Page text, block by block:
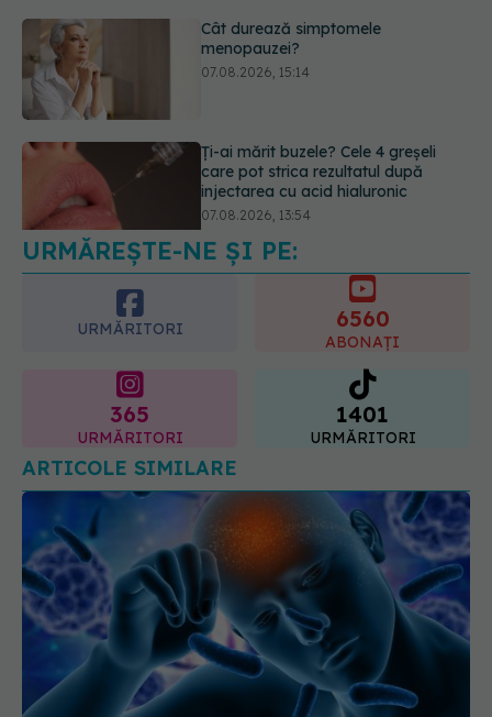
Ți-ai mărit buzele? Cele 4 greșeli
care pot strica rezultatul după
injectarea cu acid hialuronic
Testul din deget care ar putea
indica riscul pentru 8 boli majore
07.08.2026, 18:34
URMĂREȘTE-NE ȘI PE:
URMĂRITORI 6560
ABONAȚI
365
URMĂRITORI
1401
URMĂRITORI
ARTICOLE SIMILARE